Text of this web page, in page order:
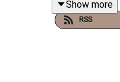
vikten av att
Show more
RSS